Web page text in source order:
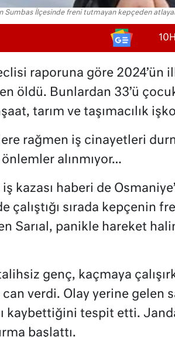
Sumbas İlçesinde freni tutmayan kepçeden
raporuna göre 2024’ün
öldü. Bunlardan 33’ü
tarım ve taşımacılık
rağmen iş cinayetleri
alınmıyor…
iş kazası haberi de
çalıştığı sırada kepçenin
Sarıal, panikle hareket
genç, kaçmaya
verdi. Olay yerine gelen
kaybettiğini tespit etti.
başlattı.